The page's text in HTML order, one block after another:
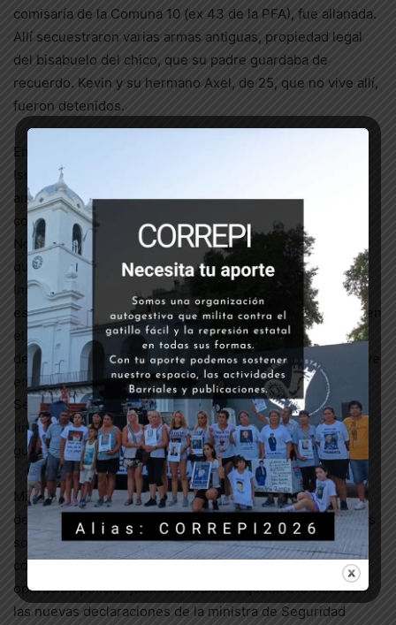
comisaría de la Comuna 10 (ex 43 de la PFA), fue allanada.
Allí secuestraron varias armas antiguas, propiedad legal
del bisabuelo del chico, que su padre guardaba de
recuerdo. Kevin y su hermano Axel, de 25, que no vive allí,
fueron detenidos.
En sus indagatorias, asistidos por nuestro compañero
Ismael Jalil, que asumió la defensa técnica particular,
ambos dieron todas las explicaciones necesarias. Kevin
contó que trabaja en el Instituto Cultural Argentino
Norteamericano, otorgando visas para acceder a EEUU, y
que viajó varias veces a Líbano para visitar familiares.
Incluso aportó un certificado oficial de un curso de
estudios religiosos que realizó. Axel explicó que trabaja en
el almacén de productos de limpieza de su padre, y
demostró con recibos de servicios y expensas que no vive
en el domicilio de la calle Chivilcoy. El juez federal
Sebastián Ramos sólo les imputó la tenencia de armas
(incluso al que no vive en la casa donde estaban
guardadas) y, por ahora, denegó la excarcelación.
Mientras se suceden más allanamientos y más
detenciones y nos bombardean con noticias de “paquetes
sospechosos” (un televisor destartalado y una bolsa de
compras con sábanas), la autoría material de toda la
operación policial-judicial-mediática queda a la vista con
las nuevas declaraciones de la ministra de Seguridad